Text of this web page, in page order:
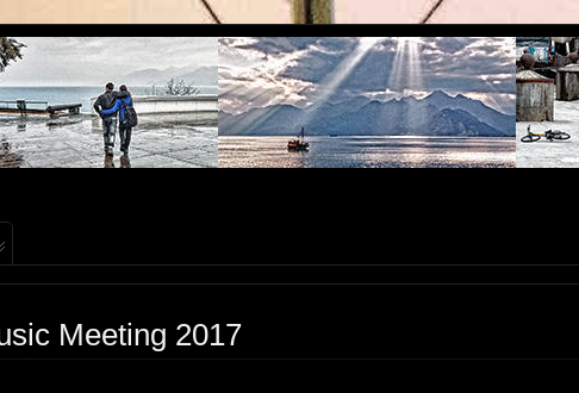
REIS FOTOGRAFIE
Meeting 2017